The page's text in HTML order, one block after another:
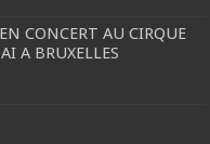
CONCERT AU CIRQUE
A BRUXELLES